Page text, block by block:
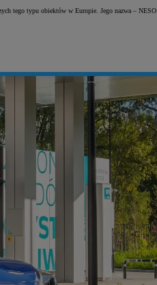
tego typu obiektów w Europie. Jego nazwa –